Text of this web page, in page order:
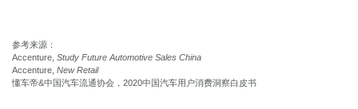
参考来源：
Accenture, Study Future Automotive Sales China
Accenture, New Retail
懂车帝&中国汽车流通协会，2020中国汽车用户消费洞察白皮书